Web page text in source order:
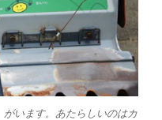
います。あたらしいのはカ